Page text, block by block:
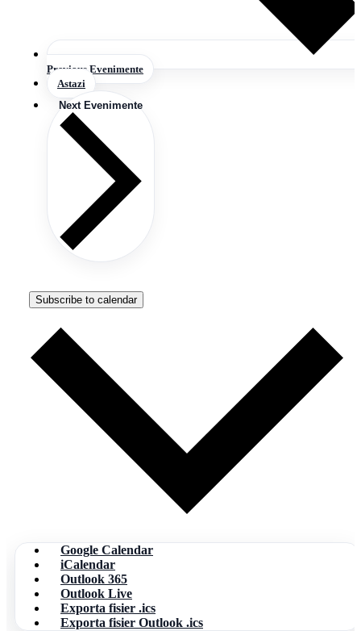
Previous Evenimente
Astazi
Next Evenimente
Subscribe to calendar
Google Calendar
iCalendar
Outlook 365
Outlook Live
Exporta fisier .ics
Exporta fisier Outlook .ics